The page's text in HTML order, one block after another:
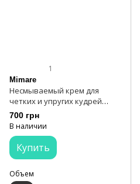
1
Mimare
Несмываемый крем для
четких и упругих кудрей
Mimare Curl Activator Cream
200 мл
700 грн
В наличии
Купить
Объем